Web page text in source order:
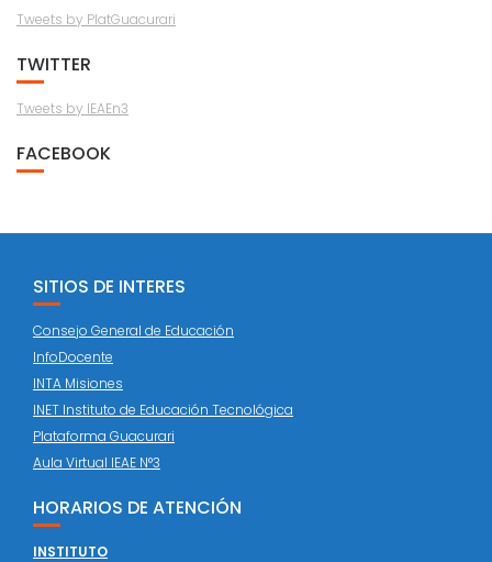
Tweets by PlatGuacurari
TWITTER
Tweets by IEAEn3
FACEBOOK
SITIOS DE INTERES
Consejo General de Educación
InfoDocente
INTA Misiones
INET Instituto de Educación Tecnológica
Plataforma Guacurari
Aula Virtual IEAE N°3
HORARIOS DE ATENCIÓN
INSTITUTO